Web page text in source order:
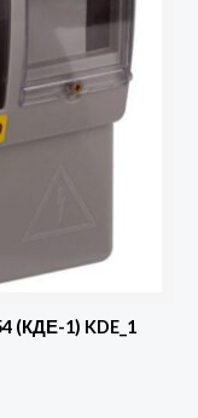
(КДЕ-1) KDE_1